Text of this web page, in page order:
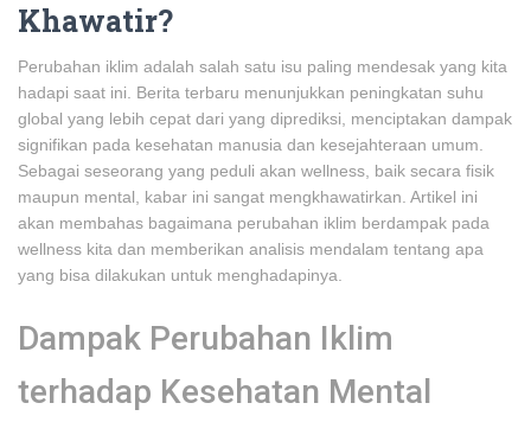
Khawatir?
Perubahan iklim adalah salah satu isu paling mendesak yang kita
hadapi saat ini. Berita terbaru menunjukkan peningkatan suhu
global yang lebih cepat dari yang diprediksi, menciptakan dampak
signifikan pada kesehatan manusia dan kesejahteraan umum.
Sebagai seseorang yang peduli akan wellness, baik secara fisik
maupun mental, kabar ini sangat mengkhawatirkan. Artikel ini
akan membahas bagaimana perubahan iklim berdampak pada
wellness kita dan memberikan analisis mendalam tentang apa
yang bisa dilakukan untuk menghadapinya.
Dampak Perubahan Iklim
terhadap Kesehatan Mental